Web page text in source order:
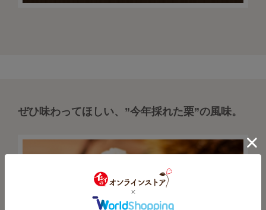
ぜひ味わってほしい、”今年採れた栗”の風味。